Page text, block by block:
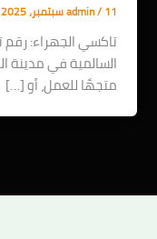
admin/11 سبتمبر، 2025
السالمية في مدينة
متجهًا للعمل، أو […]